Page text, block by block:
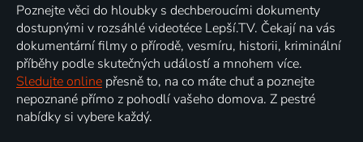
Poznejte věci do hloubky s dechberoucími dokumenty
dostupnými v rozsáhlé videotéce Lepší.TV. Čekají na vás
dokumentární filmy o přírodě, vesmíru, historii, kriminální
příběhy podle skutečných událostí a mnohem více.
Sledujte online přesně to, na co máte chuť a poznejte
nepoznané přímo z pohodlí vašeho domova. Z pestré
nabídky si vybere každý.